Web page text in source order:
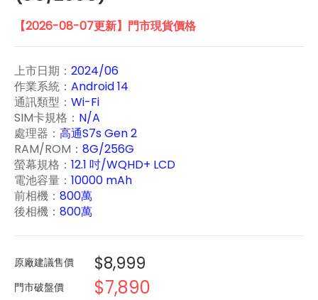
【2026-08-07更新】門市現貨價格
上市日期： 2024/06
作業系統： Android 14
通訊類型： Wi-Fi
SIM卡規格： N/A
處理器： 高通S7s Gen 2
RAM/ROM： 8G/256G
螢幕規格： 12.1 吋/WQHD+ LCD
電池容量： 10000 mAh
前相機： 800萬
後相機： 800萬
原廠建議售價 $8,999
門市破盤價 $7,890